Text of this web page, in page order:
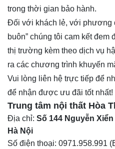
trong thời gian bảo hành.
Đối với khách lẻ, với phương
buôn” chúng tôi cam kết
thị trường kèm theo dịch vụ
ra các chương trình khuyến
Vui lòng liên hệ trực tiếp để
để nhận được ưu đãi tốt nhất!
Trung tâm nội thất Hòa
Địa chỉ: Số 144 Nguyễn
Hà Nội
Số điện thoại: 0971.958.991